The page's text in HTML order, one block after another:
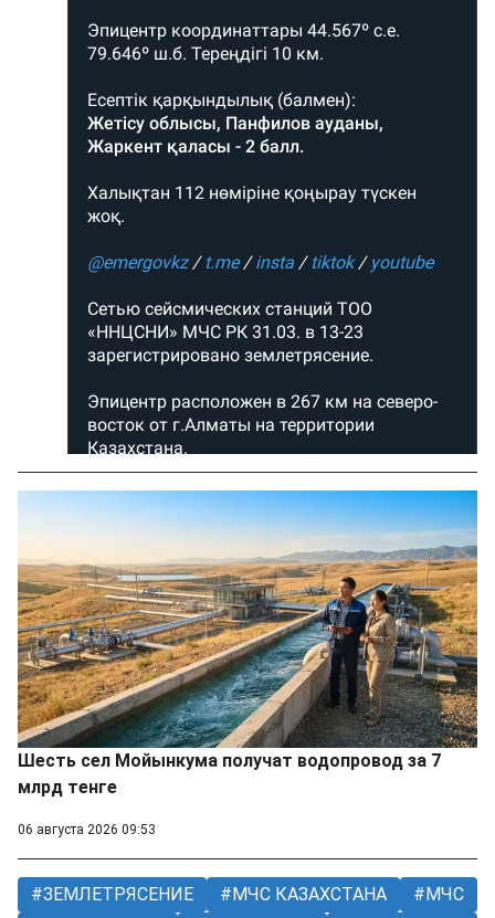
Шесть сел Мойынкума получат водопровод за 7
млрд тенге
06 августа 2026 09:53
ЗЕМЛЕТРЯСЕНИЕ МЧС КАЗАХСТАНА
МЧС